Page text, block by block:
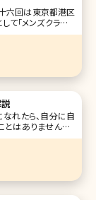
六回は東京都港区
「メンズクララク
しゆか）先生です。
のこれまでの美容
想を具現化したの
れたら、自分に自
はありませんか?
見え、全体的にゴ
ないという方も多